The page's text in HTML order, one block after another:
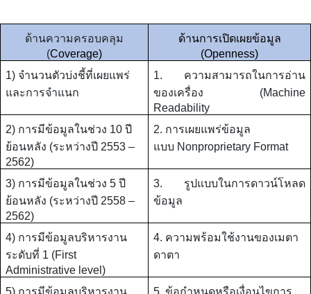
ด้านความครอบคลุม
(Coverage)
ด้านการเปิดเผยข้อมูล
(Openness)
1) จำนวนตัวบ่งชี้ที่เผยแพร่
และการจำแนก
1. ความสามารถในการอ่าน
ของเครื่อง (Machine
Readability
2) การมีข้อมูลในช่วง 10 ปี
ย้อนหลัง (ระหว่างปี2553 –
2562)
2. การเผยแพร่ข้อมูล
แบบ Nonproprietary Format
3) การมีข้อมูลในช่วง 5 ปี
ย้อนหลัง (ระหว่างปี2558 –
2562)
3. รูปแบบในการดาวน์โหลด
ข้อมูล
4) การมีข้อมูลบริหารงาน
ระดับที่ 1 (First
Administrative level)
4. ความพร้อมใช้งานของเมตา
ดาตา